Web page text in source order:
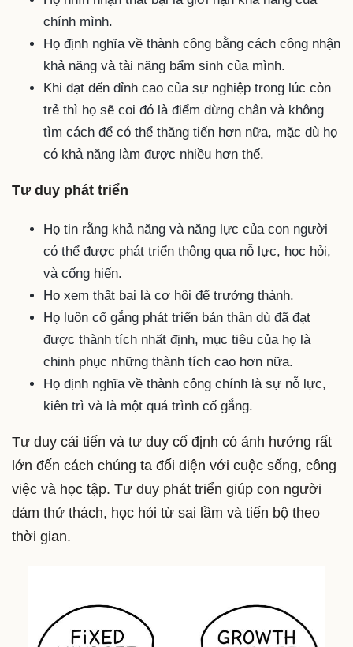
chính mình.
Họ định nghĩa về thành công bằng cách công nhận
khả năng và tài năng bẩm sinh của mình.
Khi đạt đến đỉnh cao của sự nghiệp trong lúc còn
trẻ thì họ sẽ coi đó là điểm dừng chân và không
tìm cách để có thể thăng tiến hơn nữa, mặc dù họ
có khả năng làm được nhiều hơn thế.
Tư duy phát triển
Họ tin rằng khả năng và năng lực của con người
có thể được phát triển thông qua nỗ lực, học hỏi,
và cống hiến.
Họ xem thất bại là cơ hội để trưởng thành.
Họ luôn cố gắng phát triển bản thân dù đã đạt
được thành tích nhất định, mục tiêu của họ là
chinh phục những thành tích cao hơn nữa.
Họ định nghĩa về thành công chính là sự nỗ lực,
kiên trì và là một quá trình cố gắng.
Tư duy cải tiến và tư duy cố định có ảnh hưởng rất
lớn đến cách chúng ta đối diện với cuộc sống, công
việc và học tập. Tư duy phát triển giúp con người
dám thử thách, học hỏi từ sai lầm và tiến bộ theo
thời gian.